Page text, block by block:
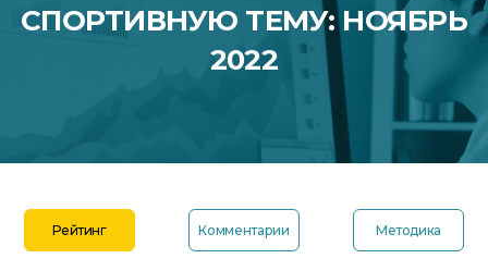
СПОРТИВНУЮ ТЕМУ: НОЯБРЬ
2022
Рейтинг Комментарии Методика